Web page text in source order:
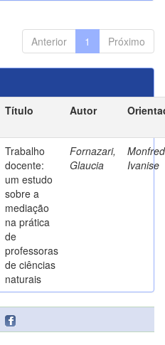
Anterior 1 Próximo
Título Autor
Trabalho
docente:
um estudo
sobre a
mediação
na prática
de
professoras
de ciências
naturais
Fornazari,
Glaucia
Ivanise